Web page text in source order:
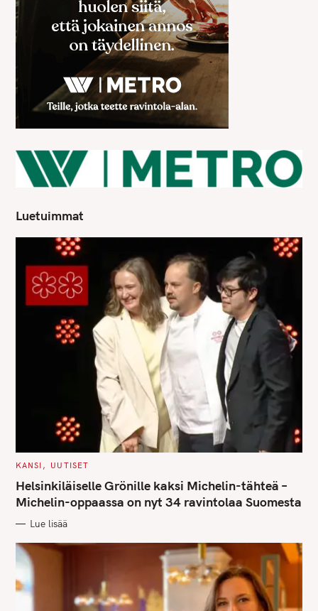
Luetuimmat
C
T
E
G
O
I
S
KANSI UUTISET
Helsinkiläiselle Grönille kaksi Michelin-tähteä –
Michelin-oppaassa on nyt 34 ravintolaa Suomesta
Lue lisää
e
a
r
c